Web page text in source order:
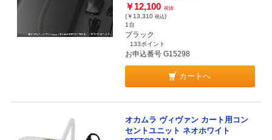
￥12,100 税抜
(￥13,310 税込)
1台
ブラック
133ポイント
お申込番号 G15298
カートへ
オカムラ ヴィヴァン カート用コン
セントユニット ネオホワイト